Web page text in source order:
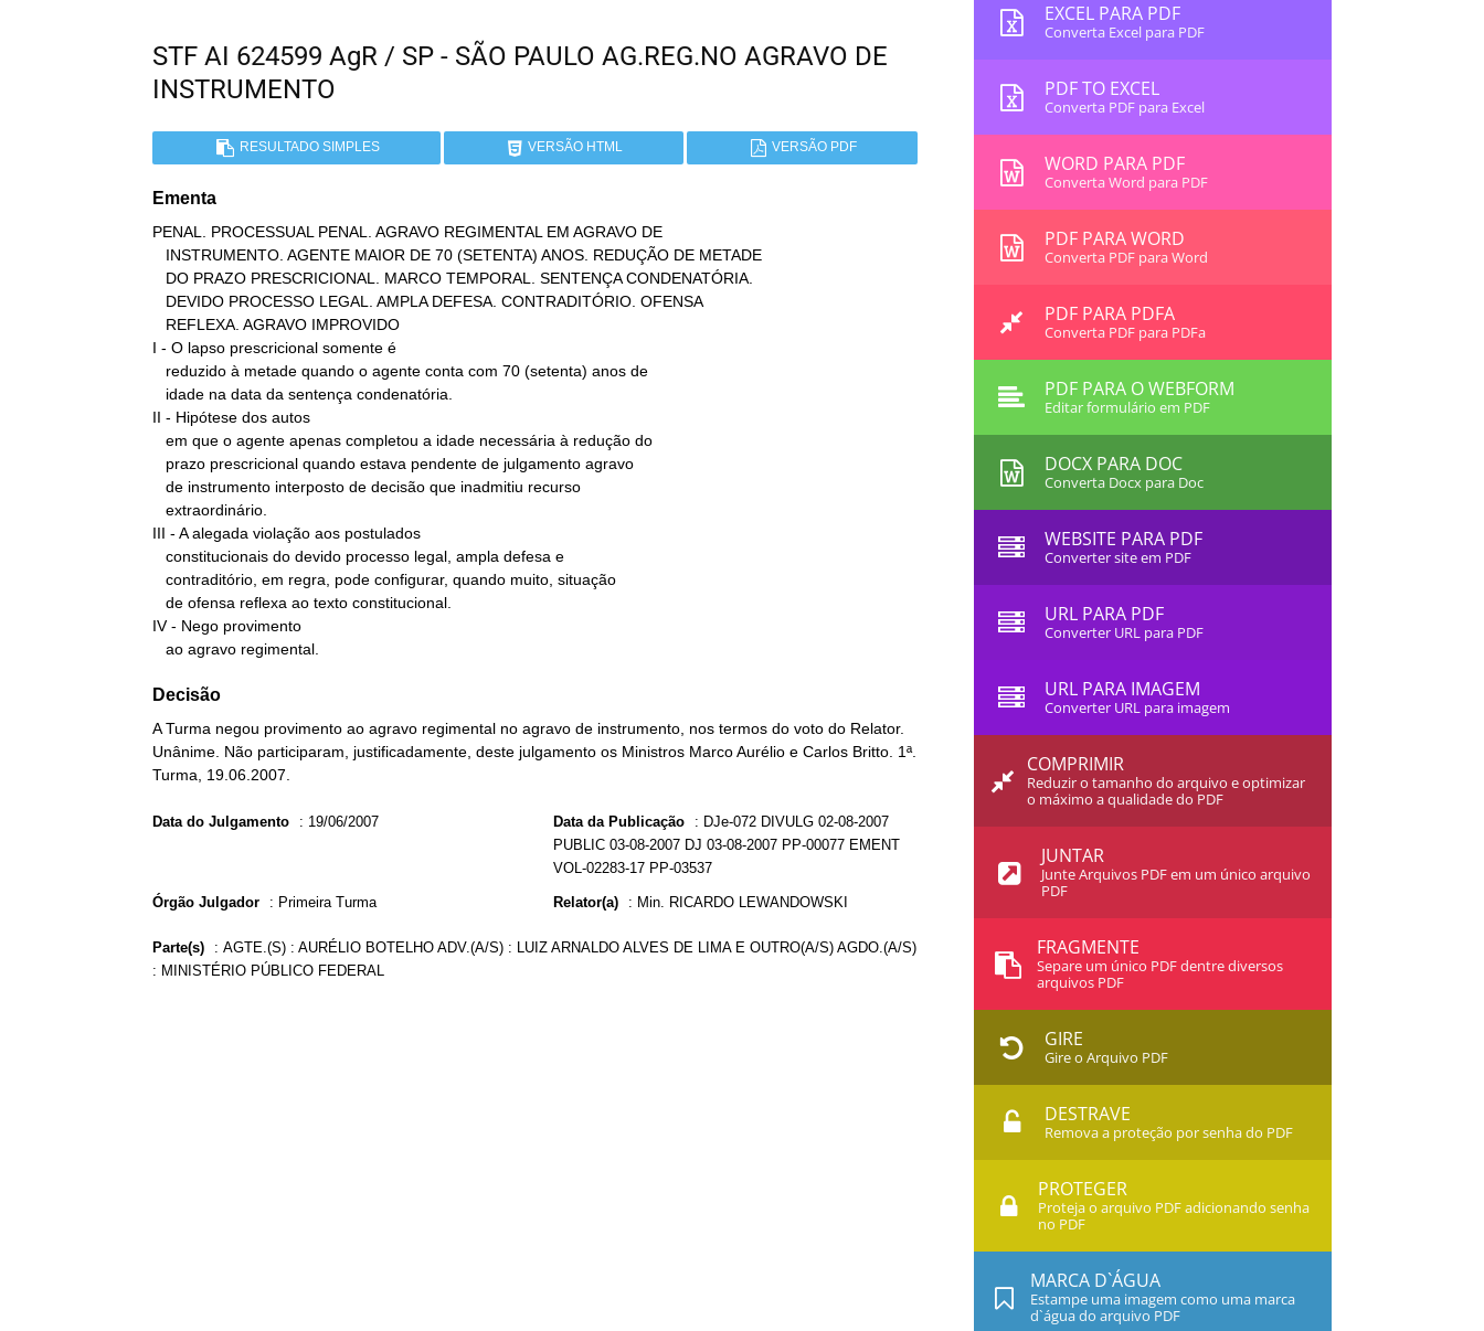
STF AI 624599 AgR / SP - SÃO PAULO AG.REG.NO AGRAVO DE
INSTRUMENTO
RESULTADO SIMPLES VERSÃO HTML VERSÃO PDF
Ementa
PENAL. PROCESSUAL PENAL. AGRAVO REGIMENTAL EM AGRAVO DE
I - O lapso prescricional somente é
II - Hipótese dos autos
III - A alegada violação aos postulados
IV - Nego provimento
   ao agravo regimental.
Decisão
A Turma negou provimento ao agravo regimental no agravo de instrumento, nos termos do voto do Relator.
Unânime. Não participaram, justificadamente, deste julgamento os Ministros Marco Aurélio e Carlos Britto. 1ª.
Turma, 19.06.2007.
Data do Julgamento : 19/06/2007 Data da Publicação : DJe-072 DIVULG 02-08-2007
PUBLIC 03-08-2007 DJ 03-08-2007 PP-00077 EMENT
VOL-02283-17 PP-03537
Órgão Julgador : Primeira Turma Relator(a) : Min. RICARDO LEWANDOWSKI
Parte(s) : AGTE.(S) : AURÉLIO BOTELHO ADV.(A/S) : LUIZ ARNALDO ALVES DE LIMA E OUTRO(A/S) AGDO.(A/S)
: MINISTÉRIO PÚBLICO FEDERAL
EXCEL PARA PDF
Converta Excel para PDF
PDF TO EXCEL
Converta PDF para Excel
WORD PARA PDF
Converta Word para PDF
PDF PARA WORD
Converta PDF para Word
PDF PARA PDFA
Converta PDF para PDFa
PDF PARA O WEBFORM
Editar formulário em PDF
DOCX PARA DOC
Converta Docx para Doc
WEBSITE PARA PDF
Converter site em PDF
URL PARA PDF
Converter URL para PDF
URL PARA IMAGEM
Converter URL para imagem
COMPRIMIR
Reduzir o tamanho do arquivo e optimizar
o máximo a qualidade do PDF
JUNTAR
Junte Arquivos PDF em um único arquivo
PDF
FRAGMENTE
Separe um único PDF dentre diversos
arquivos PDF
GIRE
Gire o Arquivo PDF
DESTRAVE
Remova a proteção por senha do PDF
PROTEGER
Proteja o arquivo PDF adicionando senha
no PDF
MARCA D`ÁGUA
Estampe uma imagem como uma marca
d`água do arquivo PDF